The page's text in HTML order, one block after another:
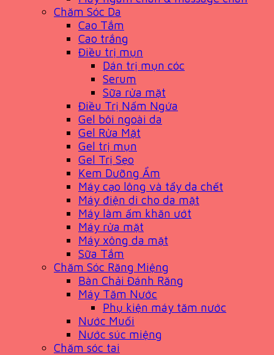
Chăm Sóc Da
Cao Tắm
Cao trắng
Điều trị mụn
Dán trị mụn cóc
Serum
Sữa rửa mặt
Điều Trị Nấm Ngứa
Gel bôi ngoài da
Gel Rửa Mặt
Gel trị mụn
Gel Trị Sẹo
Kem Dưỡng Ẩm
Máy cạo lông và tẩy da chết
Máy điện di cho da mặt
Máy làm ấm khăn ướt
Máy rửa mặt
Máy xông da mặt
Sữa Tắm
Chăm Sóc Răng Miệng
Bàn Chải Đánh Răng
Máy Tăm Nước
Phụ kiện máy tăm nước
Nước Muối
Nước súc miệng
Chăm sóc tai